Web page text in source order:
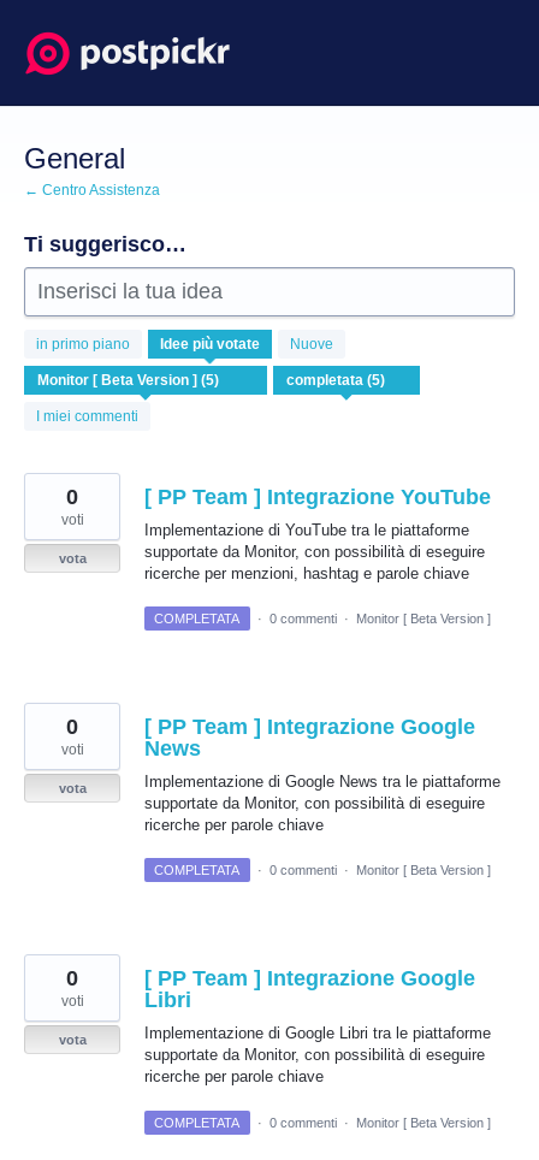
Salta
al
contenuto
General
← Centro Assistenza
Ti suggerisco…
Inserisci la tua idea
in primo piano Idee più votate Nuove
I miei commenti
risultati
trovati
[ PP Team ] Integrazione YouTube
Implementazione di YouTube tra le piattaforme
supportate da Monitor, con possibilità di eseguire
ricerche per menzioni, hashtag e parole chiave
0
voti
vota
COMPLETATA · 0 commenti · Monitor [ Beta Version ]
[ PP Team ] Integrazione Google
News
Implementazione di Google News tra le piattaforme
supportate da Monitor, con possibilità di eseguire
ricerche per parole chiave
0
voti
vota
COMPLETATA · 0 commenti · Monitor [ Beta Version ]
[ PP Team ] Integrazione Google
Libri
Implementazione di Google Libri tra le piattaforme
supportate da Monitor, con possibilità di eseguire
ricerche per parole chiave
0
voti
vota
COMPLETATA · 0 commenti · Monitor [ Beta Version ]